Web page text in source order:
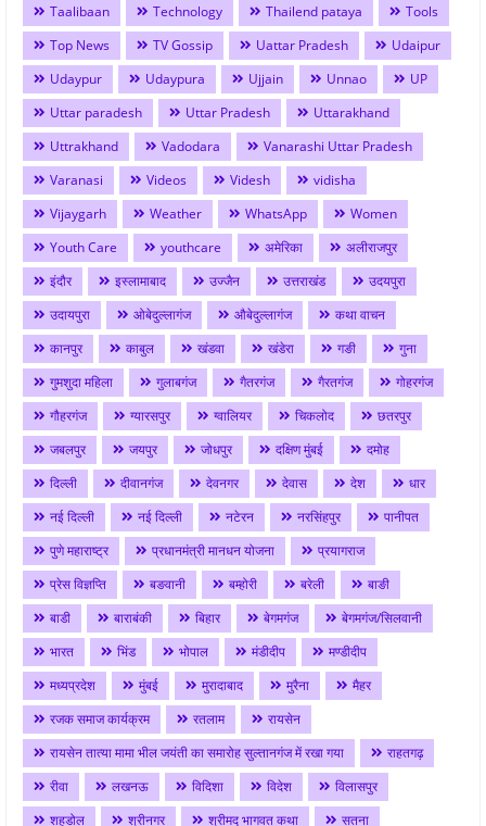
Taalibaan
Technology Thailend pataya
Tools
Top News
TV Gossip Uattar Pradesh
Udaipur
Udaypur
Udaypura Ujjain Unnao
UP
Uttar paradesh
Uttar Pradesh
Uttarakhand
Uttrakhand
Vadodara
Vanarashi Uttar Pradesh
Varanasi
Videos Videsh
vidisha
Vijaygarh
Weather WhatsApp
Women
Youth Care
youthcare अमेरिका
अलीराजपुर
इंदौर
इस्लामाबाद उज्जैन उत्तराखंड
उदयपुरा
उदायपुरा
ओबेदुल्लागंज औबेदुल्लागंज
कथा वाचन
कानपुर
काबुल खंडवा खंडेरा गङी
गुना
गुमशुदा महिला
गुलाबगंज गैतरगंज गैरतगंज
गोहरगंज
गौहरगंज
ग्यारसपुर ग्वालियर चिकलोद
छतरपुर
जबलपुर
जयपुर जोधपुर दक्षिण मुंबई
दमोह
दिल्ली
दीवानगंज देवनगर देवास देश
धार
नई दिल्ली
नई दिल्ली नटेरन नरसिंहपुर
पानीपत
पुणे महाराष्ट्र
प्रधानमंत्री मानधन योजना
प्रयागराज
प्रेस विज्ञप्ति
बङवानी बम्होरी बरेली
बाङी
बाडी
बाराबंकी बिहार बेगमगंज
बेगमगंज/सिलवानी
भारत
भिंड भोपाल मंडीदीप
मण्डीदीप
मध्यप्रदेश
मुंबई मुरादाबाद मुरैना
मैहर
रजक समाज कार्यक्रम
रतलाम
रायसेन
रायसेन तात्या मामा भील जयंती का समारोह सुल्तानगंज में रखा गया
राहतगढ़
रीवा
लखनऊ विदिशा विदेश
विलासपुर
शहडोल
श्रीनगर श्रीमद् भागवत कथा
सतना